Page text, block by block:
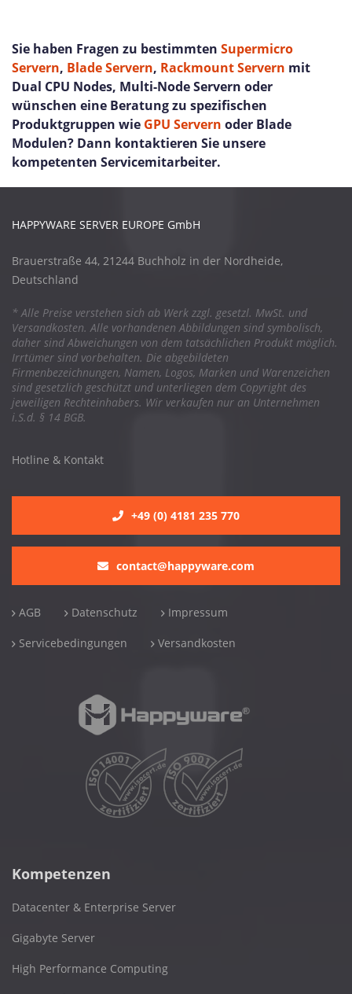
Sie haben Fragen zu bestimmten Supermicro
Servern, Blade Servern, Rackmount Servern mit
Dual CPU Nodes, Multi-Node Servern oder
wünschen eine Beratung zu spezifischen
Produktgruppen wie GPU Servern oder Blade
Modulen? Dann kontaktieren Sie unsere
kompetenten Servicemitarbeiter.
HAPPYWARE SERVER EUROPE GmbH
Brauerstraße 44, 21244 Buchholz in der Nordheide,
Deutschland
* Alle Preise verstehen sich ab Werk zzgl. gesetzl. MwSt. und
Versandkosten. Alle vorhandenen Abbildungen sind symbolisch,
daher sind Abweichungen von dem tatsächlichen Produkt möglich.
Irrtümer sind vorbehalten. Die abgebildeten
Firmenbezeichnungen, Namen, Logos, Marken und Warenzeichen
sind gesetzlich geschützt und unterliegen dem Copyright des
jeweiligen Rechteinhabers. Wir verkaufen nur an Unternehmen
i.S.d. § 14 BGB.
Hotline & Kontakt
+49 (0) 4181 235 770
contact@happyware.com
AGB Datenschutz Impressum
Servicebedingungen Versandkosten
Kompetenzen
Datacenter & Enterprise Server
Gigabyte Server
High Performance Computing